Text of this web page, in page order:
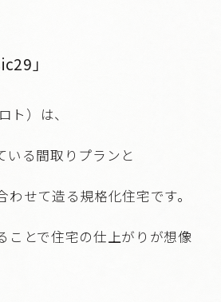
」
ト）は、
いる間取りプランと
せて造る規格化住宅です。
ことで住宅の仕上がりが想像